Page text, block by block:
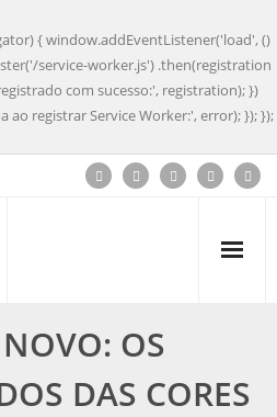
{ window.addEventListener('load', ()
service-worker.js') .then(registration
com sucesso:', registration); })
ao registrar Service Worker:', error); }); });
OS
DAS CORES